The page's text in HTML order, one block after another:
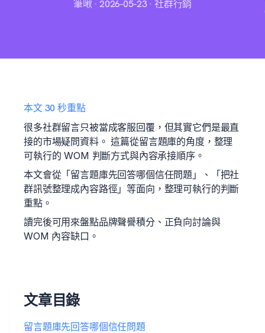
筆啾 · 2026-05-23 · 社群行銷
本文 30 秒重點
很多社群留言只被當成客服回覆，但其實它們是最直
接的市場疑問資料。 這篇從留言題庫的角度，整理
可執行的 WOM 判斷方式與內容承接順序。
本文會從「留言題庫先回答哪個信任問題」、「把社
群訊號整理成內容路徑」等面向，整理可執行的判斷
重點。
讀完後可用來盤點品牌聲譽積分、正負向討論與
WOM 內容缺口。
文章目錄
留言題庫先回答哪個信任問題